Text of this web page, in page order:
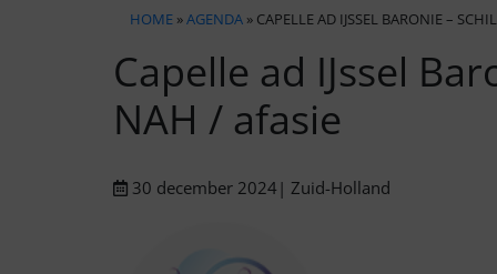
HOME »AGENDA » CAPELLE AD IJSSEL BARONIE –
Capelle ad IJssel
NAH / afasie
30 december 2024 | Zuid-Holland